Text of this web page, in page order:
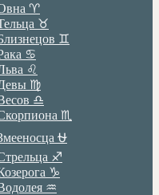
♈️
♉️
♊️
♋️
♌️
♍️
♎️
♏️
⛎
♐️
♑️
♒️